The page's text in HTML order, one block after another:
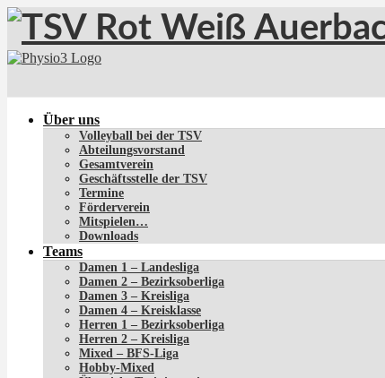
Über uns
Volleyball bei der TSV
Abteilungsvorstand
Gesamtverein
Geschäftsstelle der TSV
Termine
Förderverein
Mitspielen…
Downloads
Teams
Damen 1 – Landesliga
Damen 2 – Bezirksoberliga
Damen 3 – Kreisliga
Damen 4 – Kreisklasse
Herren 1 – Bezirksoberliga
Herren 2 – Kreisliga
Mixed – BFS-Liga
Hobby-Mixed